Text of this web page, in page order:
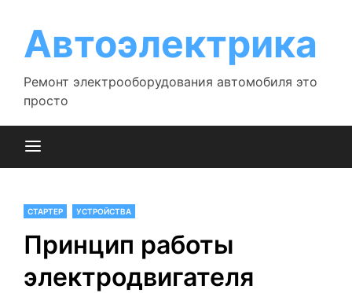
содержимому
Автоэлектрика
Ремонт электрооборудования автомобиля это
просто
СТАРТЕР УСТРОЙСТВА
Принцип работы
электродвигателя